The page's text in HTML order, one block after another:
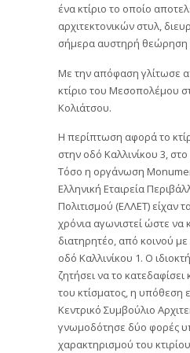
ένα κτίριο το οποίο
αρχιτεκτονικών στυλ,
σήμερα αυστηρή θεώρηση
Με την απόφαση γλίτωσε
κτίριο του Μεσοπολέμου
Κολιάτσου.
Η περίπτωση αφορά το
στην οδό Καλλινίκου 3,
Τόσο η οργάνωση
Ελληνική Εταιρεία
Πολιτισμού (ΕΛΛΕΤ) είχαν
χρόνια αγωνιστεί ώστε να
διατηρητέο, από κοινού με
οδό Καλλινίκου 1. Ο
ζητήσει να το κατεδαφίσει
του κτίσματος, η υπόθεση
Κεντρικό Συμβούλιο
γνωμοδότησε δύο φορές
χαρακτηρισμού του